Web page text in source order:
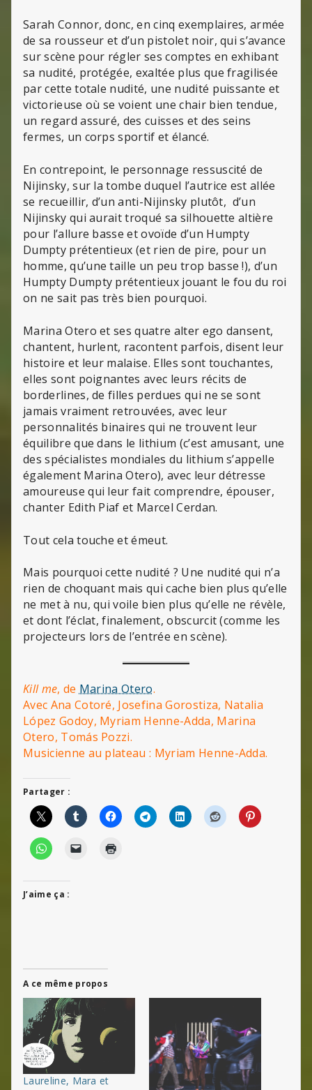
Sarah Connor, donc, en cinq exemplaires, armée
de sa rousseur et d’un pistolet noir, qui s’avance
sur scène pour régler ses comptes en exhibant
sa nudité, protégée, exaltée plus que fragilisée
par cette totale nudité, une nudité puissante et
victorieuse où se voient une chair bien tendue,
un regard assuré, des cuisses et des seins
fermes, un corps sportif et élancé.
En contrepoint, le personnage ressuscité de
Nijinsky, sur la tombe duquel l’autrice est allée
se recueillir, d’un anti-Nijinsky plutôt, d’un
Nijinsky qui aurait troqué sa silhouette altière
pour l’allure basse et ovoïde d’un Humpty
Dumpty prétentieux (et rien de pire, pour un
homme, qu’une taille un peu trop basse !), d’un
Humpty Dumpty prétentieux jouant le fou du roi
on ne sait pas très bien pourquoi.
Marina Otero et ses quatre alter ego dansent,
chantent, hurlent, racontent parfois, disent leur
histoire et leur malaise. Elles sont touchantes,
elles sont poignantes avec leurs récits de
borderlines, de filles perdues qui ne se sont
jamais vraiment retrouvées, avec leur
personnalités binaires qui ne trouvent leur
équilibre que dans le lithium (c’est amusant, une
des spécialistes mondiales du lithium s’appelle
également Marina Otero), avec leur détresse
amoureuse qui leur fait comprendre, épouser,
chanter Edith Piaf et Marcel Cerdan.
Tout cela touche et émeut.
Mais pourquoi cette nudité ? Une nudité qui n’a
rien de choquant mais qui cache bien plus qu’elle
ne met à nu, qui voile bien plus qu’elle ne révèle,
et dont l’éclat, finalement, obscurcit (comme les
projecteurs lors de l’entrée en scène).
Kill me, de Marina Otero.
Avec Ana Cotoré, Josefina Gorostiza, Natalia
López Godoy, Myriam Henne-Adda, Marina
Otero, Tomás Pozzi.
Musicienne au plateau : Myriam Henne-Adda.
Partager :
J’aime ça :
A ce même propos
Laureline, Mara et